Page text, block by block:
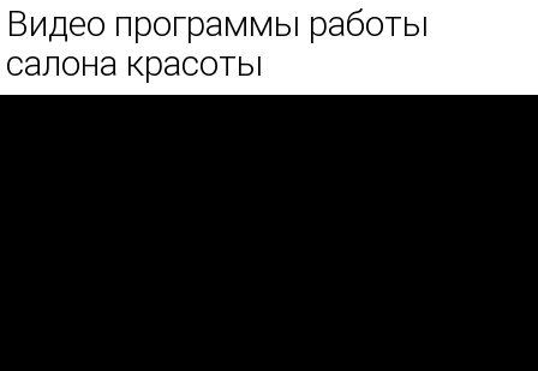
Видео программы работы
салона красоты